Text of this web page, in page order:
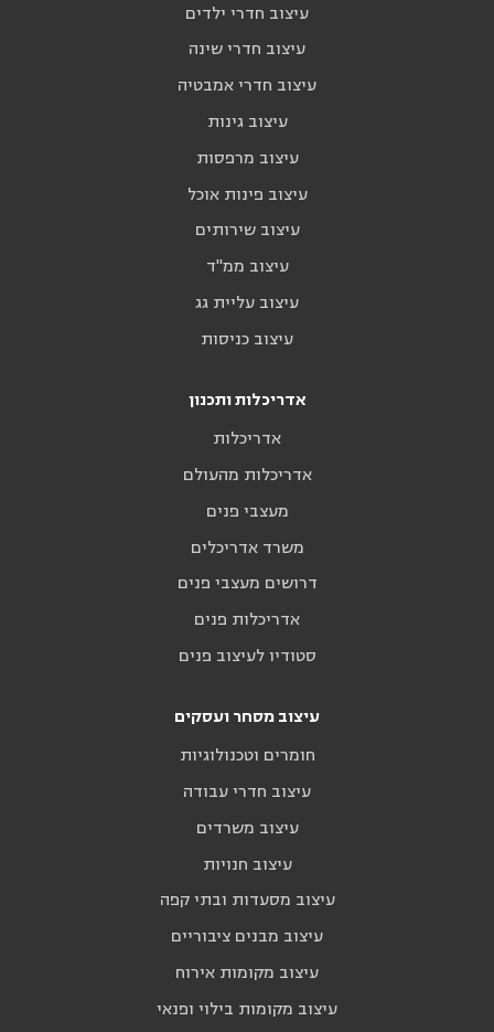
עיצוב חדרי ילדים
עיצוב חדרי שינה
עיצוב חדרי אמבטיה
עיצוב גינות
עיצוב מרפסות
עיצוב פינות אוכל
עיצוב שירותים
עיצוב ממ"ד
עיצוב עליית גג
עיצוב כניסות
אדריכלות ותכנון
אדריכלות
אדריכלות מהעולם
מעצבי פנים
משרד אדריכלים
דרושים מעצבי פנים
אדריכלות פנים
סטודיו לעיצוב פנים
עיצוב מסחר ועסקים
חומרים וטכנולוגיות
עיצוב חדרי עבודה
עיצוב משרדים
עיצוב חנויות
עיצוב מסעדות ובתי קפה
עיצוב מבנים ציבוריים
עיצוב מקומות אירוח
עיצוב מקומות בילוי ופנאי